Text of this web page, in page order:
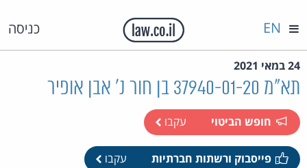
כניסה EN
24 במאי 2021
תא"מ 37940-01-20 בן חור נ' אבן אופיר
חופש הביטוי עקבו
פייסבוק ורשתות חברתיות עקבו